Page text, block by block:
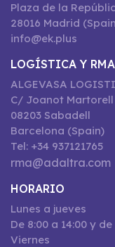
Plaza de la
28016 Madrid
info@ek.plus
LOGÍSTICA Y RMA
ALGEVASA
C/ Joanot Martorell
08203 Sabadell
Barcelona (Spain)
Tel: +34 937121765
rma@adaltra.com
HORARIO
Lunes a jueves
De 8:00 a 14:00 y de
Viernes